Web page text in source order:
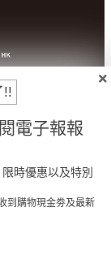
證
!!
電子報報
時優惠以及特別
到購物現金劵及最新